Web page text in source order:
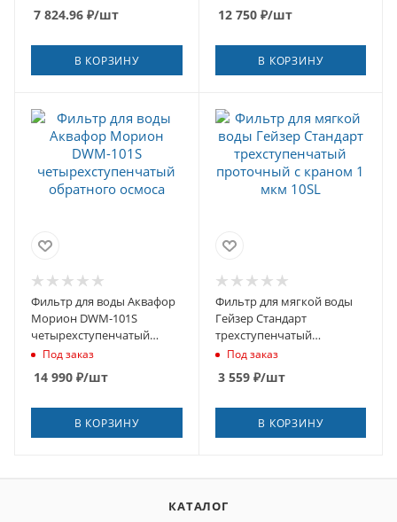
7 824.96 ₽/шт
В КОРЗИНУ
12 750₽/шт
В КОРЗИНУ
Фильтр для воды Аквафор
Морион DWM-101S
четырехступенчатый
обратного осмоса
Под заказ
14 990 ₽/шт
В КОРЗИНУ
Фильтр для мягкой воды
Гейзер Стандарт
трехступенчатый
проточный с краном 1
мкм 10SL
Под заказ
3 559₽/шт
В КОРЗИНУ
КАТАЛОГ